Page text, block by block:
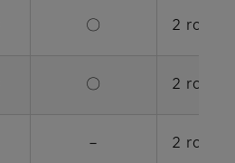
〇 2 rolos
〇 2 rolos
－ 2 rolos